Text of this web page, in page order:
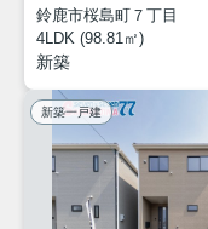
鈴鹿市桜島町７丁目
4LDK (98.81㎡)
新築
新築一戸建